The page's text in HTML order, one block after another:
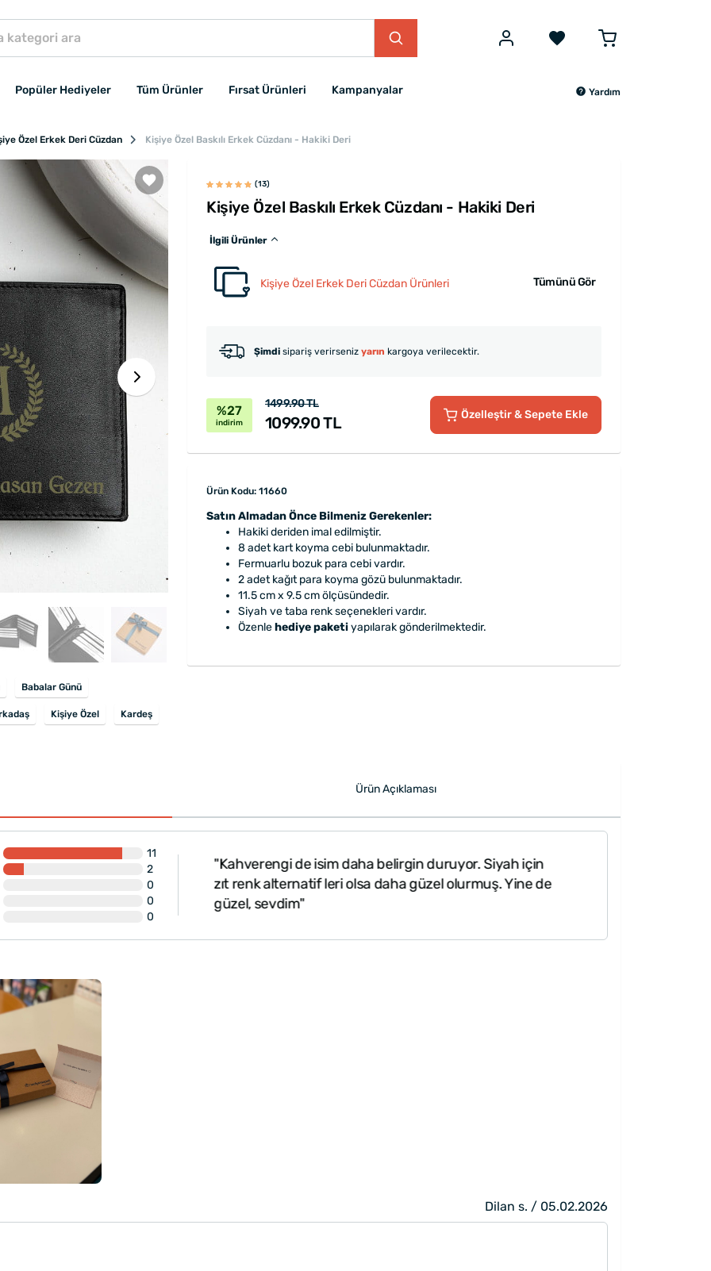
Popüler Hediyeler Tüm Ürünler Fırsat Ürünleri Kampanyalar Yardım
Özel Erkek Deri Cüzdan Kişiye Özel Baskılı Erkek Cüzdanı - Hakiki Deri
Babalar Günü
Kişiye Özel Kardeş
(13)
Kişiye Özel Baskılı Erkek Cüzdanı - Hakiki Deri
İlgili Ürünler
Kişiye Özel Erkek Deri Cüzdan Ürünleri Tümünü Gör
Şimdi sipariş verirseniz yarın kargoya verilecektir.
%27
indirim
1499.90 TL
1099.90 TL Özelleştir& Sepete Ekle
Ürün Kodu: 11660
Satın Almadan Önce Bilmeniz Gerekenler:
Hakiki deriden imal edilmiştir.
8 adet kart koyma cebi bulunmaktadır.
Fermuarlu bozuk para cebi vardır.
2 adet kağıt para koyma gözü bulunmaktadır.
11.5 cm x 9.5 cm ölçüsündedir.
Siyah ve taba renk seçenekleri vardır.
Özenlehediye paketiyapılarak gönderilmektedir.
Ürün Açıklaması
11
2
0
0
0
değil.soyadınj büyük
"Kahverengi de isim daha belirgin duruyor. Siyah için
zıt renk alternatif leri olsa daha güzel olurmuş. Yine de
güzel, sevdim"
Dilan s. / 05.02.2026